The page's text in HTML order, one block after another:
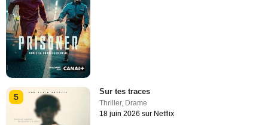
5
Sur tes traces
Thriller, Drame
18 juin 2026 sur Netflix